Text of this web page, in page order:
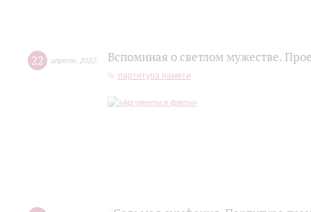
22 апреля 2022 Вспоминая о светлом мужестве.
партитура памяти